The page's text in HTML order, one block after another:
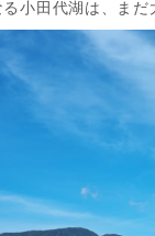
る小田代湖は、ま